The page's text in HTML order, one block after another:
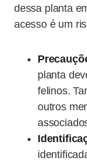
dessa planta
acesso é um
planta
felinos.
outros